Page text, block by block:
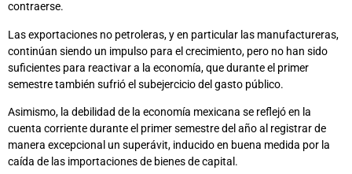
contraerse.
Las exportaciones no petroleras, y en particular las manufactureras,
continúan siendo un impulso para el crecimiento, pero no han sido
suficientes para reactivar a la economía, que durante el primer
semestre también sufrió el subejercicio del gasto público.
Asimismo, la debilidad de la economía mexicana se reflejó en la
cuenta corriente durante el primer semestre del año al registrar de
manera excepcional un superávit, inducido en buena medida por la
caída de las importaciones de bienes de capital.